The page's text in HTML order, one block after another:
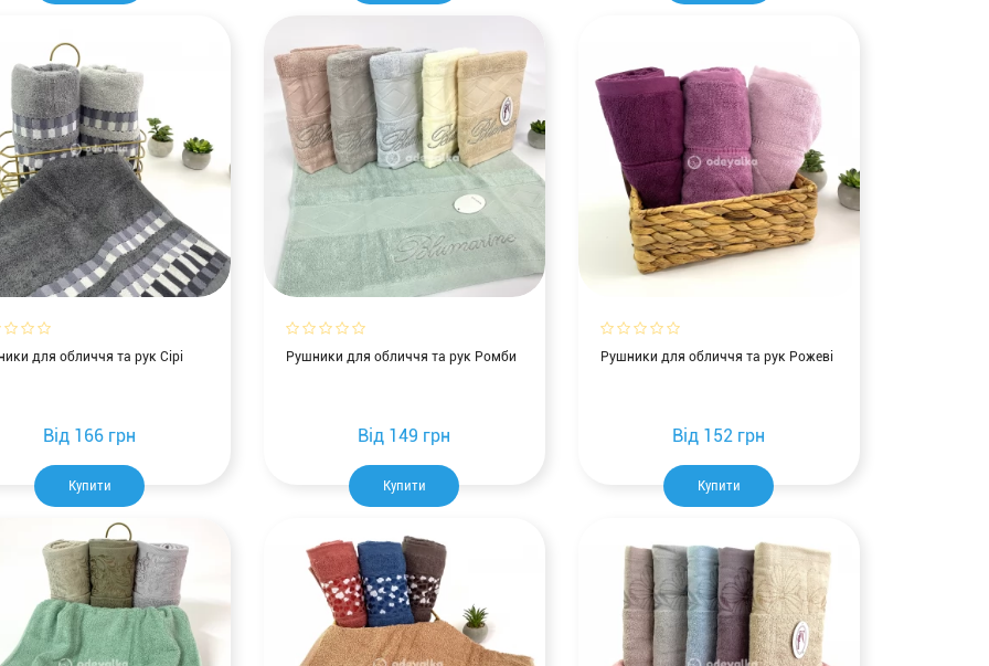
для обличчя та рук Сірі
Купити
Від 166 грн
Рушники для обличчя та рук Ромби
Купити
Від 149 грн
Рушники для обличчя та рук Рожеві
Купити
Від 152 грн